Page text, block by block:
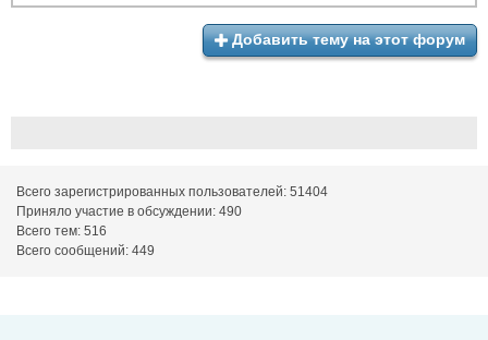
Добавить тему на этот форум
Всего зарегистрированных пользователей: 51404
Приняло участие в обсуждении: 490
Всего тем: 516
Всего сообщений: 449